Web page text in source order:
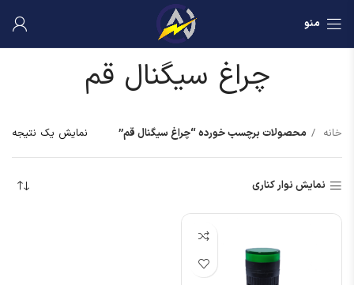
منو
چراغ سیگنال قم
خانه محصولات برچسب خورده “چراغ سیگنال قم” نمایش یک نتیجه
نمایش نوار کناری